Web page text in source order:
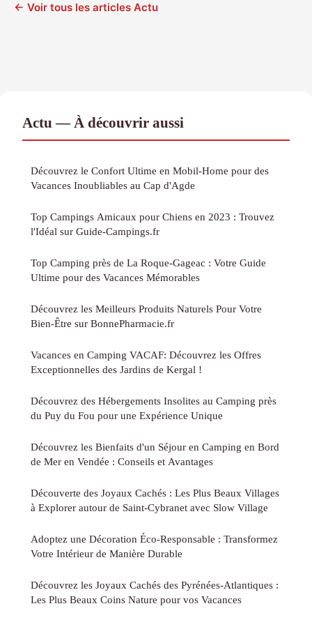
← Voir tous les articles Actu
Actu — À découvrir aussi
Découvrez le Confort Ultime en Mobil-Home pour des
Vacances Inoubliables au Cap d'Agde
Top Campings Amicaux pour Chiens en 2023 : Trouvez
l'Idéal sur Guide-Campings.fr
Top Camping près de La Roque-Gageac : Votre Guide
Ultime pour des Vacances Mémorables
Découvrez les Meilleurs Produits Naturels Pour Votre
Bien-Être sur BonnePharmacie.fr
Vacances en Camping VACAF: Découvrez les Offres
Exceptionnelles des Jardins de Kergal !
Découvrez des Hébergements Insolites au Camping près
du Puy du Fou pour une Expérience Unique
Découvrez les Bienfaits d'un Séjour en Camping en Bord
de Mer en Vendée : Conseils et Avantages
Découverte des Joyaux Cachés : Les Plus Beaux Villages
à Explorer autour de Saint-Cybranet avec Slow Village
Adoptez une Décoration Éco-Responsable : Transformez
Votre Intérieur de Manière Durable
Découvrez les Joyaux Cachés des Pyrénées-Atlantiques :
Les Plus Beaux Coins Nature pour vos Vacances